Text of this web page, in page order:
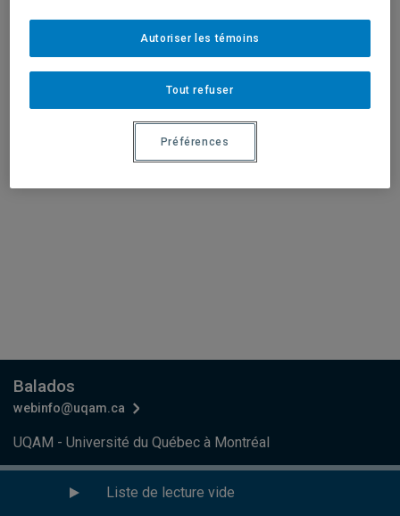
Liste de lecture vide
UQAM - Université du Québec à Montréal
Balados
webinfo@uqam.ca
Préférences des témoins
Tout refuser
Autoriser les témoins
Préférences